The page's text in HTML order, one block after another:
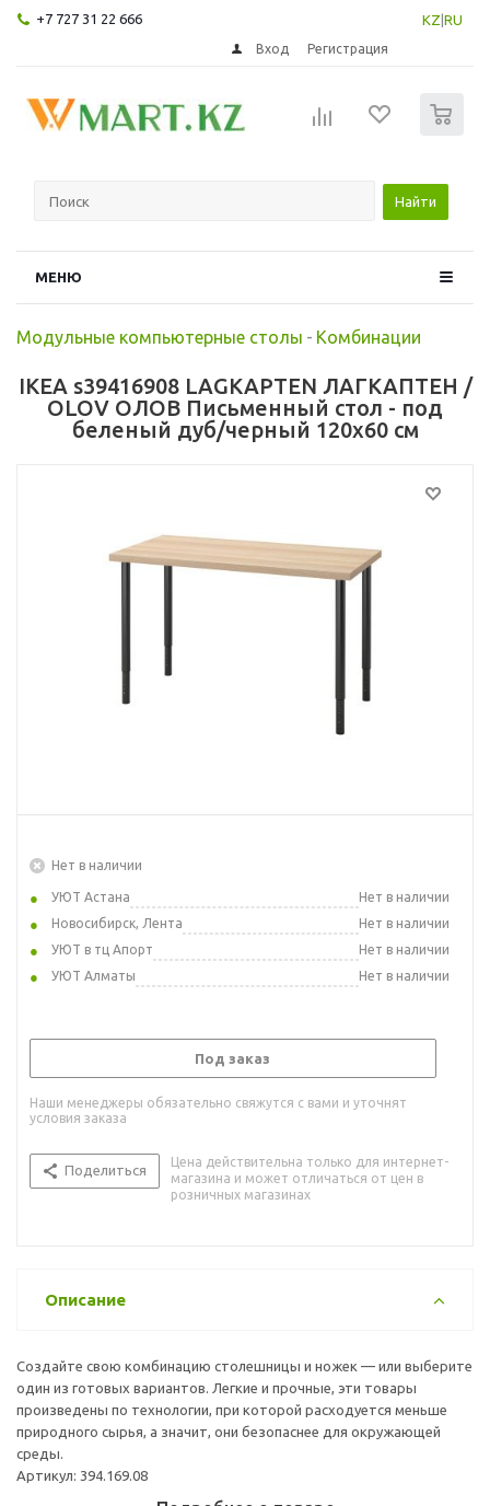
+7 727 31 22 666 KZ RU
Вход Регистрация
Найти
МЕНЮ
Модульные компьютерные столы - Комбинации
IKEA s39416908 LAGKAPTEN ЛАГКАПТЕН /
OLOV ОЛОВ Письменный стол - под
беленый дуб/черный 120x60 см
Нет в наличии
УЮТ Астана
Нет в наличии
Новосибирск, Лента
Нет в наличии
УЮТ в тц Апорт
Нет в наличии
УЮТ Алматы
Нет в наличии
Под заказ
Наши менеджеры обязательно свяжутся с вами и уточнят
условия заказа
Поделиться
Цена действительна только для интернет-
магазина и может отличаться от цен в
розничных магазинах
Описание
Создайте свою комбинацию столешницы и ножек — или выберите
один из готовых вариантов. Легкие и прочные, эти товары
произведены по технологии, при которой расходуется меньше
природного сырья, а значит, они безопаснее для окружающей
среды.
Артикул: 394.169.08